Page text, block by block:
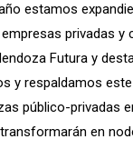
estamos
privadas y
Futura y
y respaldamos este
público-privadas
en